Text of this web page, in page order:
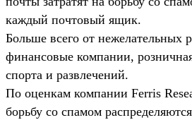
каждый почтовый ящик.
Больше всего от нежелательных
финансовые компании,
спорта и развлечений.
По оценкам компании Ferris
борьбу со спамом